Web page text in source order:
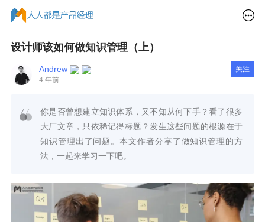
设计师该如何做知识管理（上）
Andrew
4 年前
关注
你是否曾想建立知识体系，又不知从何下手？看了很多
大厂文章，只依稀记得标题？发生这些问题的根源在于
知识管理出了问题。本文作者分享了做知识管理的方
法，一起来学习一下吧。